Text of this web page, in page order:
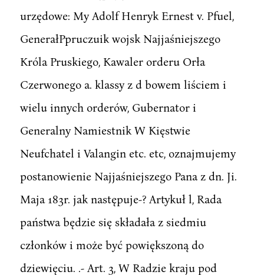
urzędowe: My Adolf Henryk Ernest v. Pfuel,
GenerałPpruczuik wojsk Najjaśniejszego
Króla Pruskiego, Kawaler orderu Orła
Czerwonego a. klassy z d bowem liściem i
wielu innych orderów, Gubernator i
Generalny Namiestnik W Kięstwie
Neufchatel i Valangin etc. etc, oznajmujemy
postanowienie Najjaśniejszego Pana z dn. Ji.
Maja 183r. jak następuje-? Artykuł l, Rada
państwa będzie się składała z siedmiu
członków i może być powiększoną do
dziewięciu. .- Art. 3, W Radzie kraju pod